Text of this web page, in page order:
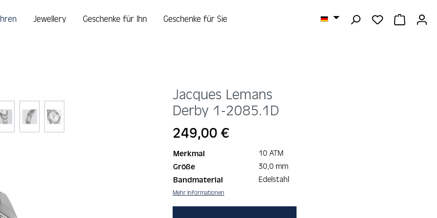
DU HAST 0
Jewellery Geschenke für Ihn Geschenke für Sie
Jacques Lemans
Derby 1-2085.1D
Regulärer Preis:
249,00 €
Merkmal 10 ATM
Größe 30,0 mm
Bandmaterial Edelstahl
Mehr Informationen